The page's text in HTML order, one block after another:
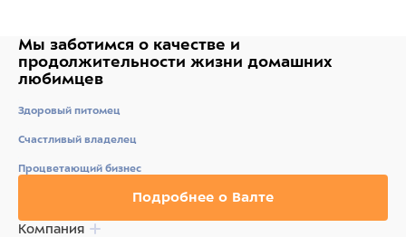
Мы заботимся о качестве и
продолжительности жизни домашних
любимцев
Здоровый питомец
Счастливый владелец
Процветающий бизнес
Подробнее о Валте
Компания